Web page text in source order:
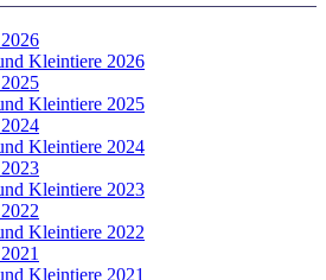
Kleintiere 2026
Kleintiere 2025
Kleintiere 2024
Kleintiere 2023
Kleintiere 2022
Kleintiere 2021